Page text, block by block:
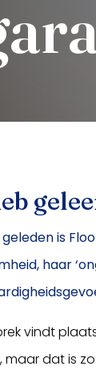
is
haar
vindt
dat is